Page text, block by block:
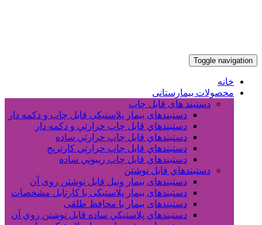
Toggle navigation
خانه
محصولات بیمارستانی
دستبند های قابل چاپ
دستبندهای بیمار پلاستیکی قابل چاپ و دکمه دار
دستبندهاي قابل چاپ حرارتي و دکمه دار
دستبندهاي قابل چاپ حرارتي ساده
دستبندهاي قابل چاپ حرارتي کارتريج
دستبندهاي قابل چاپ ريبوني ساده
دستبندهاي قابل نوشتن
دستبندهای بیمار ونیل قابل نوشتن روی آن
دستبندهای بیمار پلاستیکی با کارتابل مشخصات
دستبندهای بیمار با محافظ طلقی
دستبندهاي پلاستيکي ساده قابل نوشتن روي آن